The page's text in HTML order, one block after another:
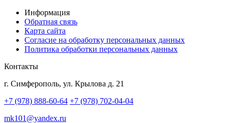
Информация
Обратная связь
Карта сайта
Согласие на обработку персональных данных
Политика обработки персональных данных
Контакты
г. Симферополь, ул. Крылова д. 21
+7 (978) 888-60-64 +7 (978) 702-04-04
mk101@yandex.ru